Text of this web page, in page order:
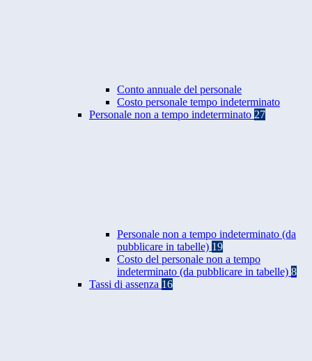
Conto annuale del personale
Costo personale tempo indeterminato
Personale non a tempo indeterminato 27
Personale non a tempo indeterminato (da
pubblicare in tabelle) 19
Costo del personale non a tempo
indeterminato (da pubblicare in tabelle) 8
Tassi di assenza 16